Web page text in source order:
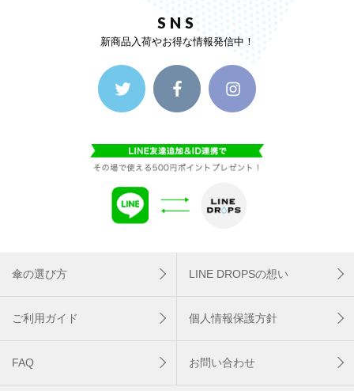
SNS
新商品入荷やお得な情報発信中！
傘の選び方 LINE DROPSの想い
ご利用ガイド 個人情報保護方針
FAQ お問い合わせ